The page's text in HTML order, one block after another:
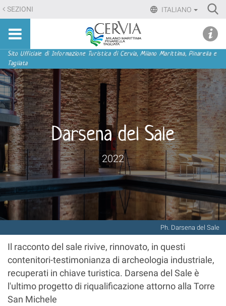
Salta
ai
contenuti.
Salta
alla
navigazione
ITALIANO
SEZIONI
Sito
turistico
ufficiale
Cervia,
Milano
Marittima,
Pinarella,
Tagliata
Sezioni
Sito Ufficiale di Informazione Turistica di Cervia, Milano Marittima, Pinarella e
Tagliata
Ph. Darsena del Sale
Darsena del Sale
2022
Il racconto del sale rivive, rinnovato, in questi
contenitori-testimonianza di archeologia industriale,
recuperati in chiave turistica. Darsena del Sale è
l'ultimo progetto di riqualificazione attorno alla Torre
San Michele
menu